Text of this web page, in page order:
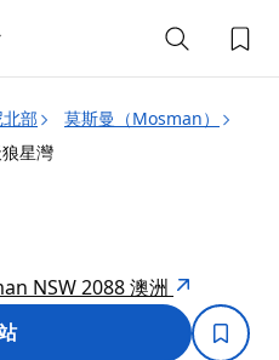
部
莫斯曼（Mosman）
星灣
NSW 2088 澳洲